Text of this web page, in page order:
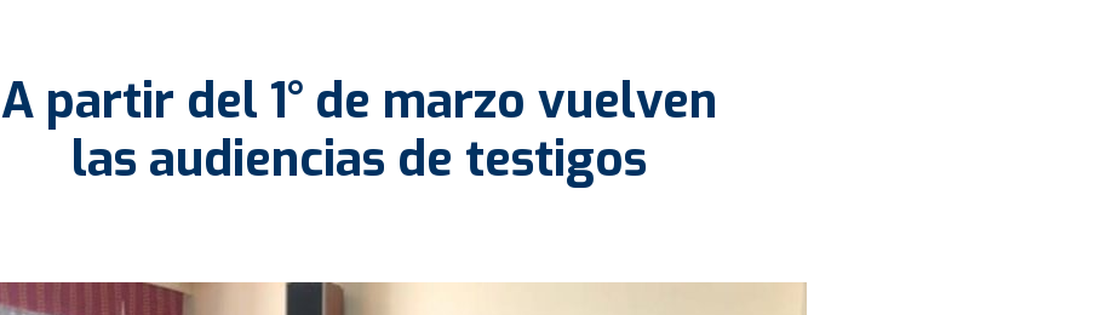
A partir del 1° de marzo vuelven
las audiencias de testigos